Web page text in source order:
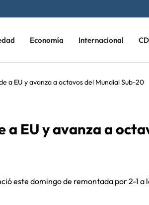
Economía Internacional
a EU y avanza a octavos del Mundial Sub-20
EU y avanza a
este domingo de remontada por 2-1 a